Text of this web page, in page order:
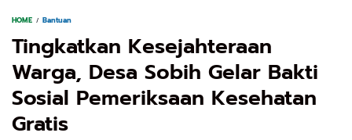
HOME Bantuan
Tingkatkan Kesejahteraan
Warga, Desa Sobih Gelar Bakti
Sosial Pemeriksaan Kesehatan
Gratis